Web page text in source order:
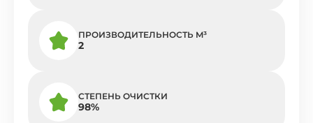
ПРОИЗВОДИТЕЛЬНОСТЬ M³
2
СТЕПЕНЬ ОЧИСТКИ
98%